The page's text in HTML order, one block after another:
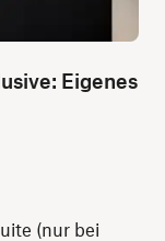
Eigenes
(nur bei